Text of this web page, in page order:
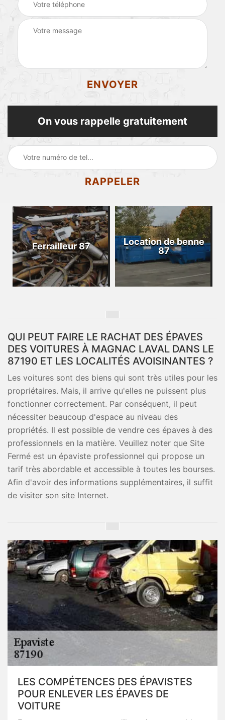
On vous rappelle gratuitement
Ferrailleur 87
Location de benne
87
QUI PEUT FAIRE LE RACHAT DES ÉPAVES
DES VOITURES À MAGNAC LAVAL DANS LE
87190 ET LES LOCALITÉS AVOISINANTES ?
Les voitures sont des biens qui sont très utiles pour les
propriétaires. Mais, il arrive qu'elles ne puissent plus
fonctionner correctement. Par conséquent, il peut
nécessiter beaucoup d'espace au niveau des
propriétés. Il est possible de vendre ces épaves à des
professionnels en la matière. Veuillez noter que Site
Fermé est un épaviste professionnel qui propose un
tarif très abordable et accessible à toutes les bourses.
Afin d'avoir des informations supplémentaires, il suffit
de visiter son site Internet.
LES COMPÉTENCES DES ÉPAVISTES
POUR ENLEVER LES ÉPAVES DE
VOITURE